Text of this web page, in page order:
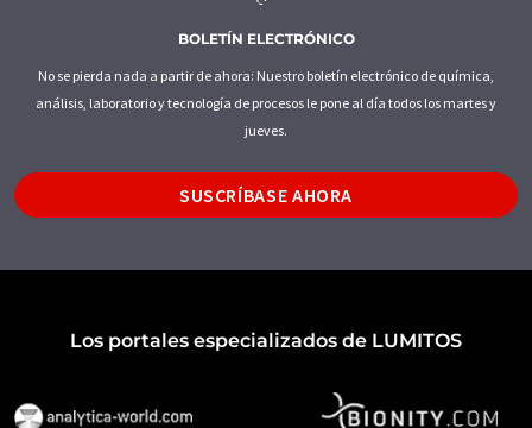
BOLETÍN ELECTRÓNICO
No se pierda nada a partir de ahora: Nuestro boletín electrónico de química,
análisis, laboratorio y tecnología de procesos le pone al día todos los martes y
jueves.
SUSCRÍBASE AHORA
Los portales especializados de LUMITOS